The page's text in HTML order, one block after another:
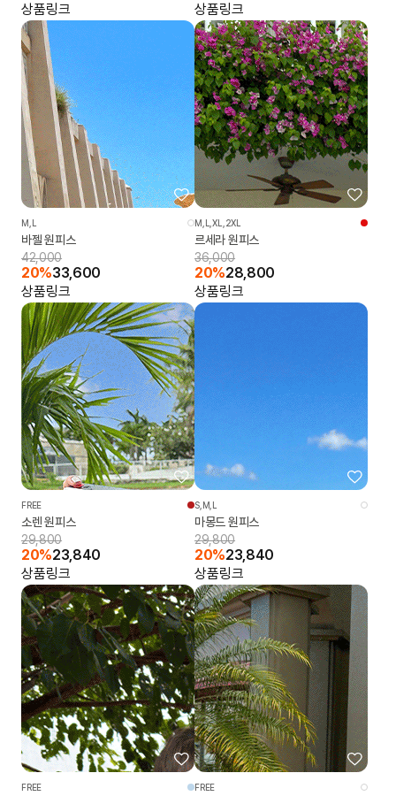
상품링크
상품링크
M,L
바젤 원피스
42,000
20%33,600
상품링크
M,L,XL,2XL
르세라 원피스
36,000
20%28,800
상품링크
FREE
소렌 원피스
29,800
20%23,840
상품링크
S,M,L
마몽드 원피스
29,800
20%23,840
상품링크
FREE FREE